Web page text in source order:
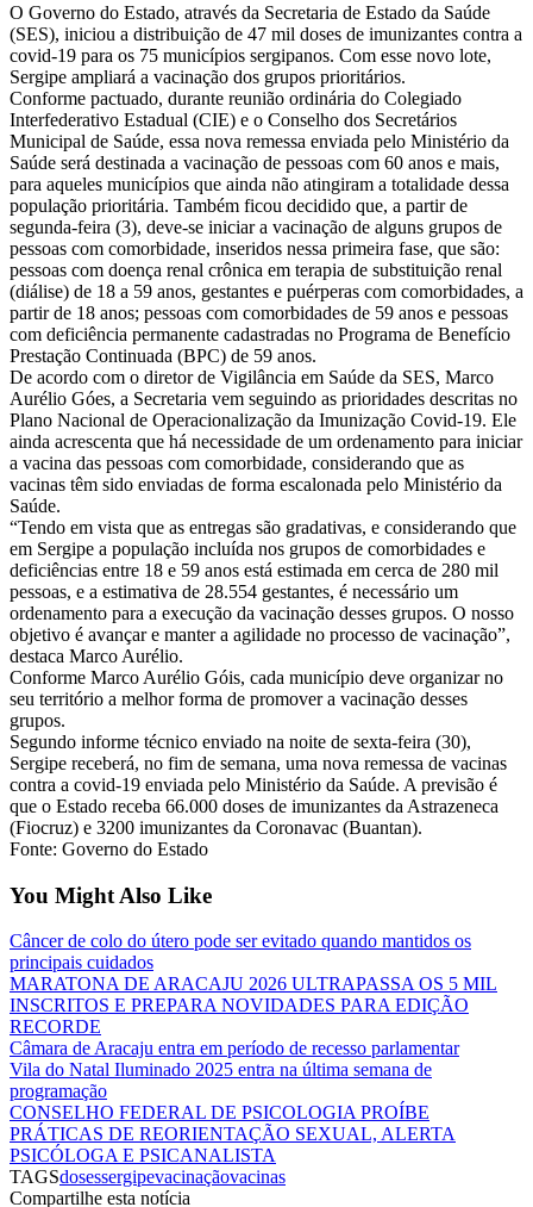
O Governo do Estado, através da Secretaria de Estado da Saúde
(SES), iniciou a distribuição de 47 mil doses de imunizantes contra a
covid-19 para os 75 municípios sergipanos. Com esse novo lote,
Sergipe ampliará a vacinação dos grupos prioritários.
Conforme pactuado, durante reunião ordinária do Colegiado
Interfederativo Estadual (CIE) e o Conselho dos Secretários
Municipal de Saúde, essa nova remessa enviada pelo Ministério da
Saúde será destinada a vacinação de pessoas com 60 anos e mais,
para aqueles municípios que ainda não atingiram a totalidade dessa
população prioritária. Também ficou decidido que, a partir de
segunda-feira (3), deve-se iniciar a vacinação de alguns grupos de
pessoas com comorbidade, inseridos nessa primeira fase, que são:
pessoas com doença renal crônica em terapia de substituição renal
(diálise) de 18 a 59 anos, gestantes e puérperas com comorbidades, a
partir de 18 anos; pessoas com comorbidades de 59 anos e pessoas
com deficiência permanente cadastradas no Programa de Benefício
Prestação Continuada (BPC) de 59 anos.
De acordo com o diretor de Vigilância em Saúde da SES, Marco
Aurélio Góes, a Secretaria vem seguindo as prioridades descritas no
Plano Nacional de Operacionalização da Imunização Covid-19. Ele
ainda acrescenta que há necessidade de um ordenamento para iniciar
a vacina das pessoas com comorbidade, considerando que as
vacinas têm sido enviadas de forma escalonada pelo Ministério da
Saúde.
“Tendo em vista que as entregas são gradativas, e considerando que
em Sergipe a população incluída nos grupos de comorbidades e
deficiências entre 18 e 59 anos está estimada em cerca de 280 mil
pessoas, e a estimativa de 28.554 gestantes, é necessário um
ordenamento para a execução da vacinação desses grupos. O nosso
objetivo é avançar e manter a agilidade no processo de vacinação”,
destaca Marco Aurélio.
Conforme Marco Aurélio Góis, cada município deve organizar no
seu território a melhor forma de promover a vacinação desses
grupos.
Segundo informe técnico enviado na noite de sexta-feira (30),
Sergipe receberá, no fim de semana, uma nova remessa de vacinas
contra a covid-19 enviada pelo Ministério da Saúde. A previsão é
que o Estado receba 66.000 doses de imunizantes da Astrazeneca
(Fiocruz) e 3200 imunizantes da Coronavac (Buantan).
Fonte: Governo do Estado
You Might Also Like
Câncer de colo do útero pode ser evitado quando mantidos os
principais cuidados
MARATONA DE ARACAJU 2026 ULTRAPASSA OS 5 MIL
INSCRITOS E PREPARA NOVIDADES PARA EDIÇÃO
RECORDE
Câmara de Aracaju entra em período de recesso parlamentar
Vila do Natal Iluminado 2025 entra na última semana de
programação
CONSELHO FEDERAL DE PSICOLOGIA PROÍBE
PRÁTICAS DE REORIENTAÇÃO SEXUAL, ALERTA
PSICÓLOGA E PSICANALISTA
TAGSdosessergipevacinaçãovacinas
Compartilhe esta notícia